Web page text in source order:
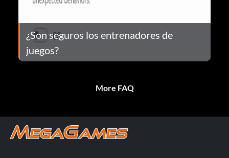
¿Son seguros los entrenadores de
juegos?
More FAQ